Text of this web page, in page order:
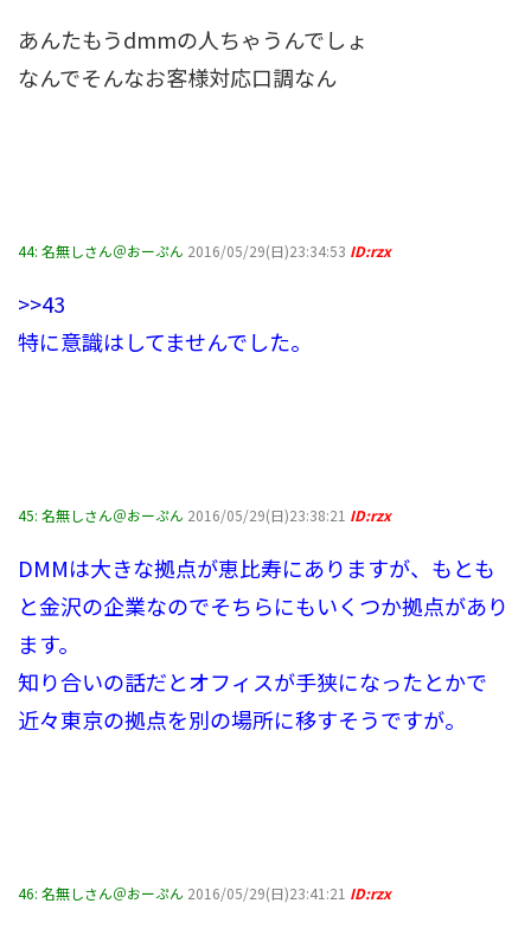
あんたもうdmmの人ちゃうんでしょ
なんでそんなお客様対応口調なん
44: 名無しさん＠おーぷん 2016/05/29(日)23:34:53 ID:rzx
>>43
特に意識はしてませんでした。
45: 名無しさん＠おーぷん 2016/05/29(日)23:38:21 ID:rzx
DMMは大きな拠点が恵比寿にありますが、もとも
と金沢の企業なのでそちらにもいくつか拠点があり
ます。
知り合いの話だとオフィスが手狭になったとかで
近々東京の拠点を別の場所に移すそうですが。
46: 名無しさん＠おーぷん 2016/05/29(日)23:41:21 ID:rzx